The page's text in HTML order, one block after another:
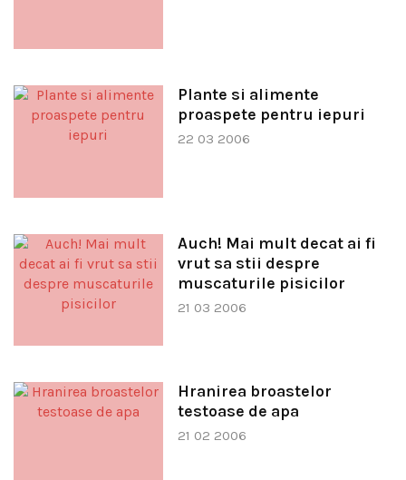
Plante si alimente
proaspete pentru iepuri
22 03 2006
Auch! Mai mult decat ai fi
vrut sa stii despre
muscaturile pisicilor
21 03 2006
Hranirea broastelor
testoase de apa
21 02 2006